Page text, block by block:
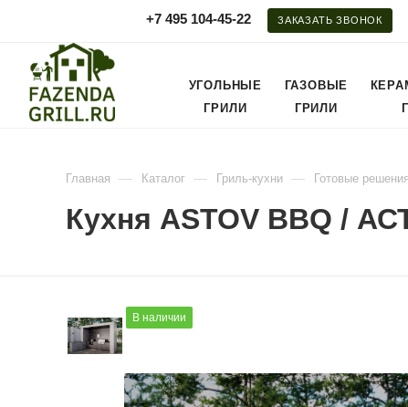
+7 495 104-45-22 ЗАКАЗАТЬ ЗВОНОК
УГОЛЬНЫЕ
ГРИЛИ
ГАЗОВЫЕ
ГРИЛИ
Главная — Каталог — Гриль-кухни — Готовые решения
Кухня ASTOV BBQ /
В наличии